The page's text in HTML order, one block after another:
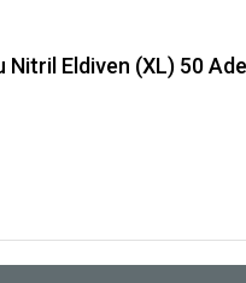
Eldiven (XL) 50